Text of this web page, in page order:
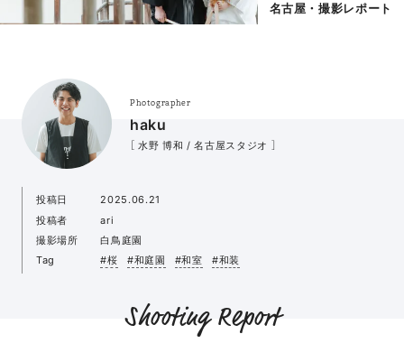
名古屋・撮影レポート
Photographer
haku
［ 水野 博和 / 名古屋スタジオ ］
投稿日
2025.06.21
投稿者
ari
撮影場所
白鳥庭園
Tag
#桜 #和庭園 #和室 #和装
Shooting Report